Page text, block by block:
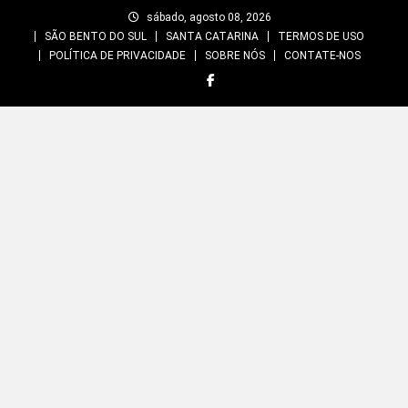
sábado, agosto 08, 2026
SÃO BENTO DO SUL
SANTA CATARINA
TERMOS DE USO
POLÍTICA DE PRIVACIDADE
SOBRE NÓS CONTATE-NOS